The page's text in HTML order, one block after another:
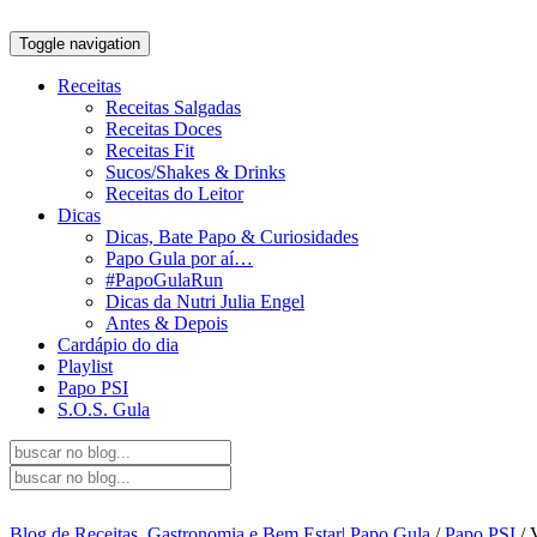
Toggle navigation
Receitas
Receitas Salgadas
Receitas Doces
Receitas Fit
Sucos/Shakes & Drinks
Receitas do Leitor
Dicas
Dicas, Bate Papo & Curiosidades
Papo Gula por aí…
#PapoGulaRun
Dicas da Nutri Julia Engel
Antes & Depois
Cardápio do dia
Playlist
Papo PSI
S.O.S. Gula